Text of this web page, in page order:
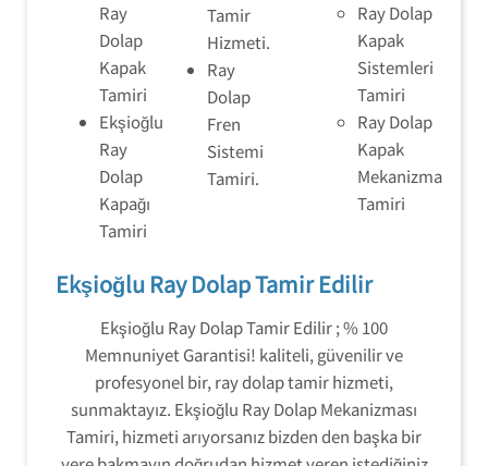
Ray
Dolap
Kapak
Tamiri
Ekşioğlu
Ray
Dolap
Kapağı
Tamiri
Tamir
Hizmeti.
Ray
Dolap
Fren
Sistemi
Tamiri.
Ray Dolap
Kapak
Sistemleri
Tamiri
Ray Dolap
Kapak
Mekanizma
Tamiri
Ekşioğlu Ray Dolap Tamir Edilir
Ekşioğlu Ray Dolap Tamir Edilir ; % 100
Memnuniyet Garantisi! kaliteli, güvenilir ve
profesyonel bir, ray dolap tamir hizmeti,
sunmaktayız. Ekşioğlu Ray Dolap Mekanizması
Tamiri, hizmeti arıyorsanız bizden den başka bir